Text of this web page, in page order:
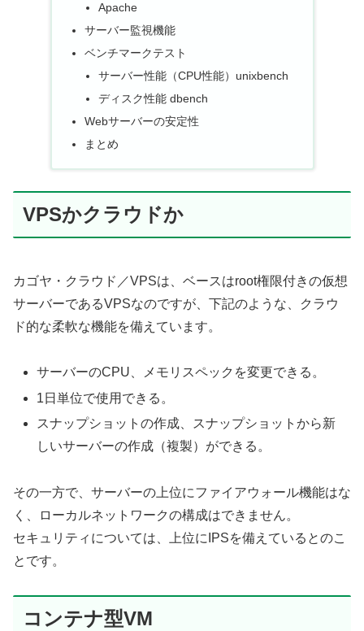
Apache
サーバー監視機能
ベンチマークテスト
サーバー性能（CPU性能）unixbench
ディスク性能 dbench
Webサーバーの安定性
まとめ
VPSかクラウドか
カゴヤ・クラウド／VPSは、ベースはroot権限付きの仮想
サーバーであるVPSなのですが、下記のような、クラウ
ド的な柔軟な機能を備えています。
サーバーのCPU、メモリスペックを変更できる。
1日単位で使用できる。
スナップショットの作成、スナップショットから新
しいサーバーの作成（複製）ができる。
その一方で、サーバーの上位にファイアウォール機能はな
く、ローカルネットワークの構成はできません。
セキュリティについては、上位にIPSを備えているとのこ
とです。
コンテナ型VM